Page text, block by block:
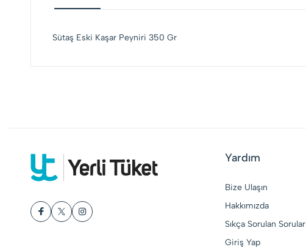
Sütaş Eski Kaşar Peyniri 350 Gr
Yardım
Bize Ulaşın
Hakkımızda
Sıkça Sorulan Sorular
Giriş Yap